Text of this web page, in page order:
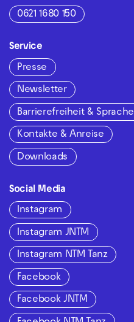
0621 1680 150
Service
Presse
Newsletter
Barrierefreiheit & Sprache
Kontakte & Anreise
Downloads
Social Media
Instagram
Instagram JNTM
Instagram NTM Tanz
Facebook
Facebook JNTM